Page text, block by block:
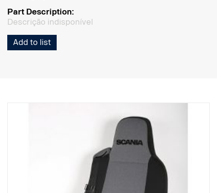
Part Description:
Descrição indisponível
Add to list